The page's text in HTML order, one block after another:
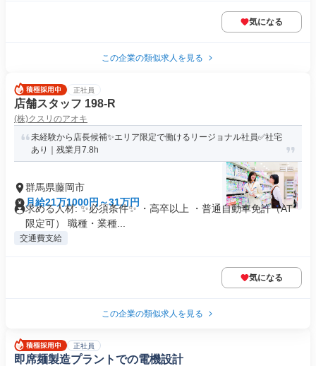
気になる
この企業の類似求人を見る
正社員
店舗スタッフ 198-R
(株)クスリのアオキ
未経験から店長候補✨エリア限定で働けるリージョナル社員✅社宅
あり｜残業月7.8h
群馬県藤岡市
月給21万1000円～31万円
求める人材: ✨必須条件✨ ・高卒以上 ・普通自動車免許（AT
限定可） 職種・業種...
交通費支給
気になる
この企業の類似求人を見る
正社員
即席麺製造プラントでの電機設計